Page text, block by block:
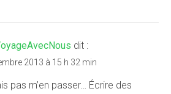
dit :
2013 à 15 h 32 min
pas m’en passer… Écrire des